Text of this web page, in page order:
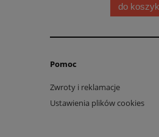
do koszyka
Pomoc
Zwroty i reklamacje
Ustawienia plików cookies